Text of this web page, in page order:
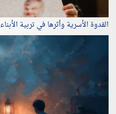
القدوة الأسرية وأثرها في تربية الأبناء